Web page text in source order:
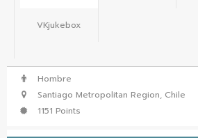
VKjukebox
Hombre
Santiago Metropolitan Region, Chile
1151 Points